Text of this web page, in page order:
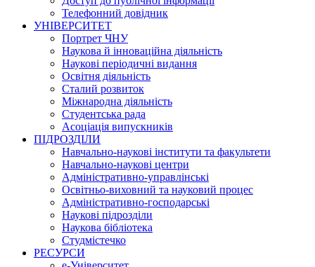
Телефонний довідник
УНІВЕРСИТЕТ
Портрет ЧНУ
Наукова й інноваційна діяльність
Наукові періодичні видання
Освітня діяльність
Сталий розвиток
Міжнародна діяльність
Студентська рада
Асоціація випускників
ПІДРОЗДІЛИ
Навчально-наукові інститути та факультети
Навчально-наукові центри
Адміністративно-управлінські
Освітньо-виховний та науковий процес
Адміністративно-господарські
Наукові підрозділи
Наукова бібліотека
Студмістечко
РЕСУРСИ